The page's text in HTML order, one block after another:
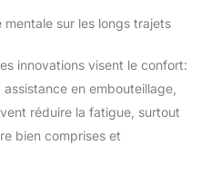
sur les longs trajets
innovations visent le confort:
en embouteillage,
réduire la fatigue, surtout
bien comprises et